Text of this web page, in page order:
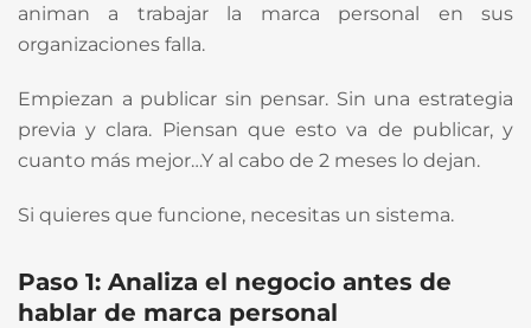
animan a trabajar la marca personal en sus
organizaciones falla.
Empiezan a publicar sin pensar. Sin una estrategia
previa y clara. Piensan que esto va de publicar, y
cuanto más mejor…Y al cabo de 2 meses lo dejan.
Si quieres que funcione, necesitas un sistema.
Paso 1: Analiza el negocio antes de
hablar de marca personal